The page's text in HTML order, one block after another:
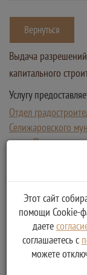
Вернуться
Выдача
капитального
Услугу
Отдел
Селижаровского
Получение
Этот сайт
помощи Cookie-
даете
соглашаетесь с
можете